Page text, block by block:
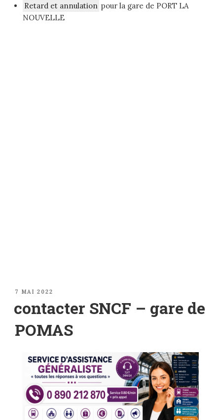
Retard et annulation pour la gare de PORT LA
NOUVELLE
PUBLIÉ
7 MAI 2022
contacter SNCF – gare de
POMAS